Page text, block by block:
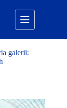
galerii: